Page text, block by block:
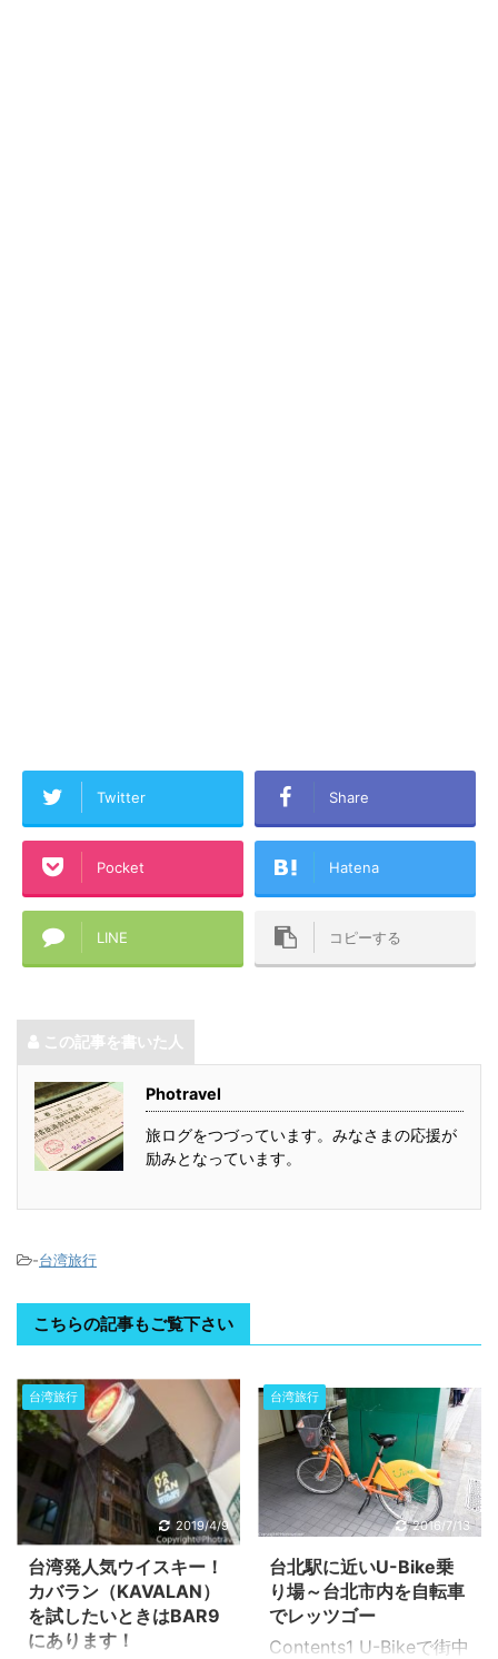
Twitter Share
Pocket Hatena
LINE コピーする
この記事を書いた人
Photravel
旅ログをつづっています。みなさまの応援が
励みとなっています。
-台湾旅行
こちらの記事もご覧下さい
台湾旅行
2019/4/9
台湾発人気ウイスキー！
カバラン（KAVALAN）
を試したいときはBAR9
にあります！
台湾旅行
2016/7/13
台北駅に近いU-Bike乗
り場～台北市内を自転車
でレッツゴー
Contents1 U-Bikeで街中